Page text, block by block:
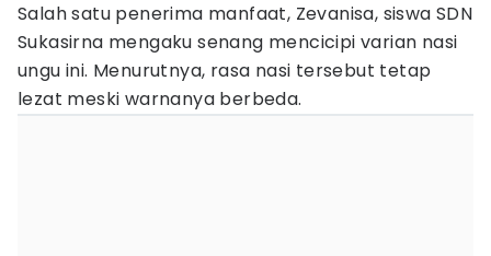
Salah satu penerima manfaat, Zevanisa, siswa SDN
Sukasirna mengaku senang mencicipi varian nasi
ungu ini. Menurutnya, rasa nasi tersebut tetap
lezat meski warnanya berbeda.